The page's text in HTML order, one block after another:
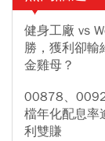
健身工廠 vs
勝，獲利卻
金雞母？
00878、
檔年化配息率
利雙賺